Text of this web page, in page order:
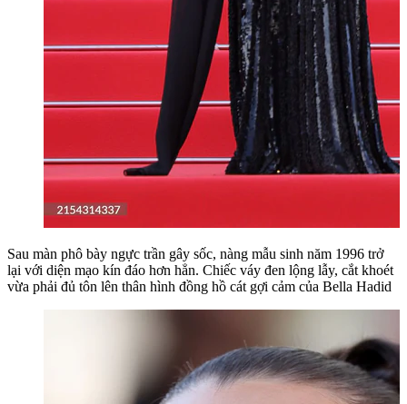
Sau màn phô bày ngực trần gây sốc, nàng mẫu sinh năm 1996 trở
lại với diện mạo kín đáo hơn hẳn. Chiếc váy đen lộng lẫy, cắt khoét
vừa phải đủ tôn lên thân hình đồng hồ cát gợi cảm của Bella Hadid